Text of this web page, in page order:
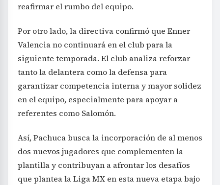
reafirmar el rumbo del equipo.
Por otro lado, la directiva confirmó que Enner
Valencia no continuará en el club para la
siguiente temporada. El club analiza reforzar
tanto la delantera como la defensa para
garantizar competencia interna y mayor solidez
en el equipo, especialmente para apoyar a
referentes como Salomón.
Así, Pachuca busca la incorporación de al menos
dos nuevos jugadores que complementen la
plantilla y contribuyan a afrontar los desafíos
que plantea la Liga MX en esta nueva etapa bajo